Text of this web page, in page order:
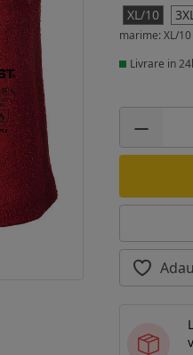
XL/10
marime: XL/10
Livrare in